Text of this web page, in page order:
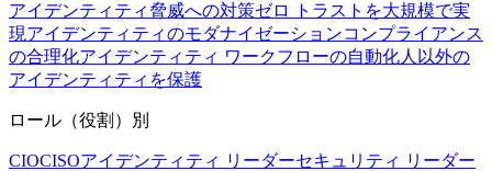
アイデンティティ脅威への対策ゼロ トラストを大規模で実
現アイデンティティのモダナイゼーションコンプライアンス
の合理化アイデンティティ ワークフローの自動化人以外の
アイデンティティを保護
ロール（役割）別
CIOCISOアイデンティティ リーダーセキュリティ リーダー